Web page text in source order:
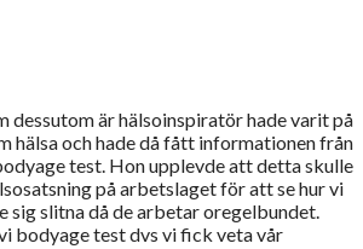
dessutom är hälsoinspiratör hade varit på
hälsa och hade då fått informationen från
test. Hon upplevde att detta skulle
på arbetslaget för att se hur vi
sig slitna då de arbetar oregelbundet.
bodyage test dvs vi fick veta vår